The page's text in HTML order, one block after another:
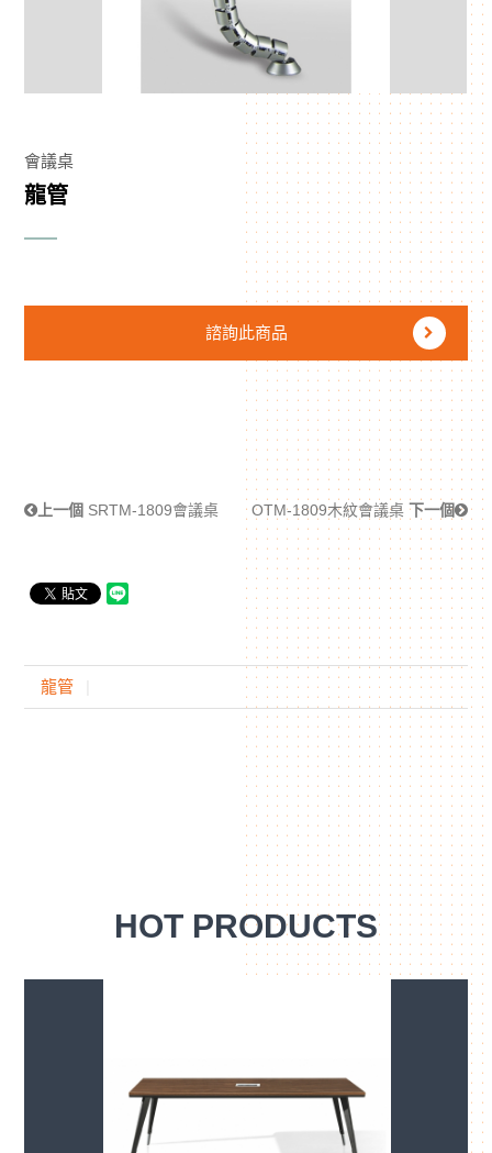
會議桌
龍管
諮詢此商品
上一個 SRTM-1809會議桌 OTM-1809木紋會議桌 下一個
龍管
HOT PRODUCTS